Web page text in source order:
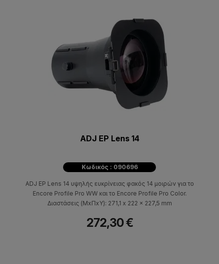
ADJ EP Lens 14
Κωδικός : 090696
ADJ EP Lens 14 υψηλής ευκρίνειας φακός 14 μοιρών για το
Encore Profile Pro WW και το Encore Profile Pro Color.
Διαστάσεις (ΜxΠxΥ): 271,1 x 222 x 227,5 mm
272,30 €